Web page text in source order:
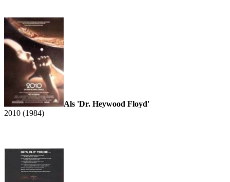
Als 'Dr. Heywood Floyd'
2010 (1984)